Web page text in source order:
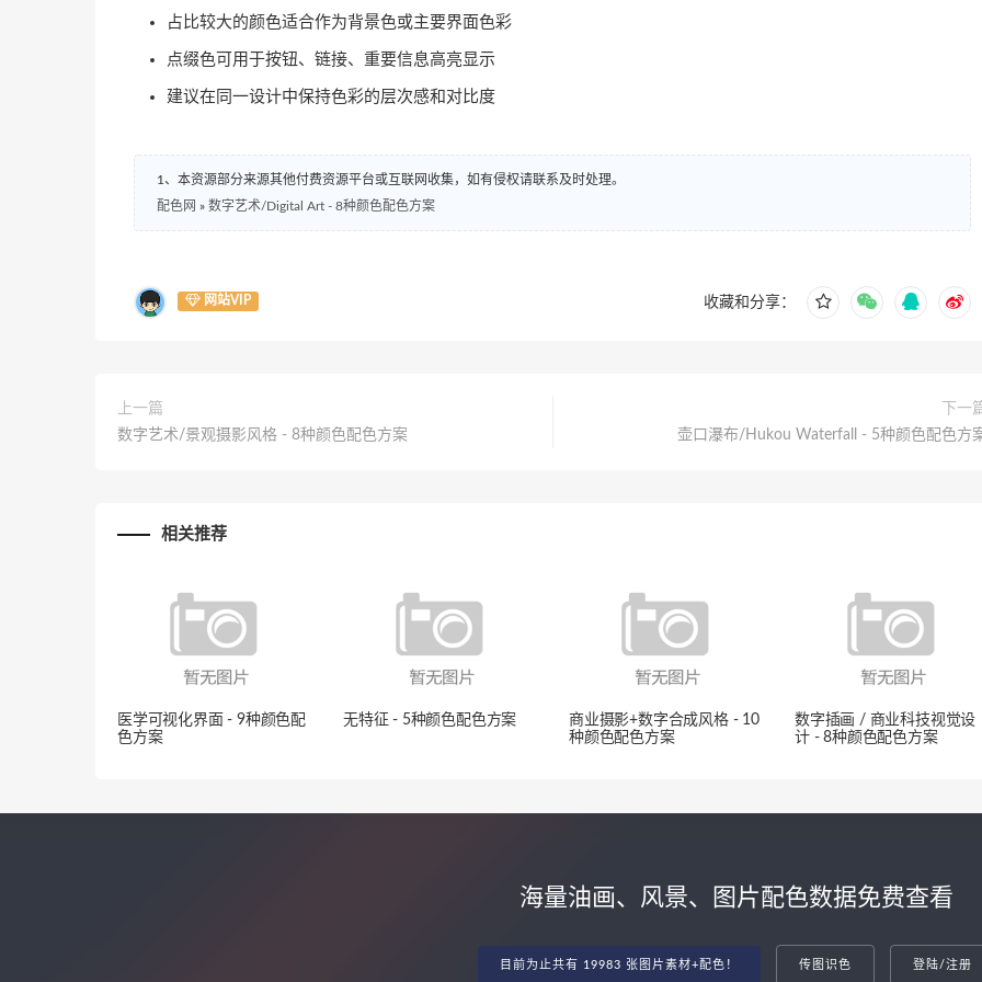
占比较大的颜色适合作为背景色或主要界面色彩
点缀色可用于按钮、链接、重要信息高亮显示
建议在同一设计中保持色彩的层次感和对比度
1、本资源部分来源其他付费资源平台或互联网收集，如有侵权请联系及时处理。
配色网 » 数字艺术/Digital Art - 8种颜色配色方案
网站VIP 收藏和分享：
上一篇
数字艺术/景观摄影风格 - 8种颜色配色方案
下一
壶口瀑布/Hukou Waterfall - 5种颜色配色方
相关推荐
医学可视化界面 - 9种颜色配
色方案
无特征 - 5种颜色配色方案
商业摄影+数字合成风格 - 10
种颜色配色方案
数字插画 / 商业科技视觉设
计 - 8种颜色配色方案
海量油画、风景、图片配色数据免费查看
目前为止共有 19983 张图片素材+配色！ 传图识色 登陆/注册